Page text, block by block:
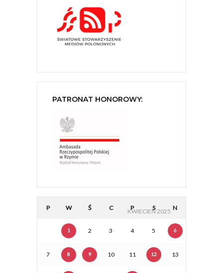
PATRONAT HONOROWY:
KWIECIEŃ 2025
P W Ś C P S N
1 2 3 4 5 6
7 8 9 10 11 12 13